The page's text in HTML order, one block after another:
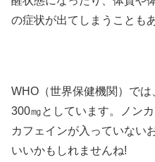
の症状が出てしまうことも
WHO（世界保健機関）で
300㎎としています。ノン
カフェインが入っていない
いいかもしれませんね!